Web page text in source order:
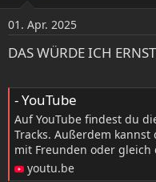
https://
6/
n
e
n
01. Apr. 2025
DAS WÜRDE ICH
- YouTube
Auf YouTube findest du
Tracks. Außerdem
mit Freunden oder
youtu.be